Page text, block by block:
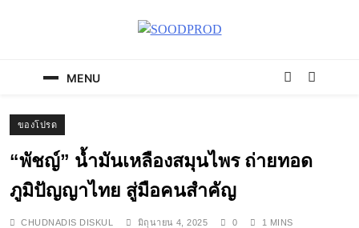
MENU
ของโปรด
“พัชญ์” น้ำมันเหลืองสมุนไพร ถ่ายทอด
ภูมิปัญญาไทย สู่มือคนสำคัญ
CHUDNADIS DISKUL มิถุนายน 4, 2025 0 1 MINS